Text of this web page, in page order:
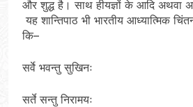
और शुद्ध है। साथ हीयज्ञों के आदि अथवा
यह शान्तिपाठ भी भारतीय आध्यात्मिक
कि–
सर्वे भवन्तु सुखिनः
सर्ते सन्तु निरामयः